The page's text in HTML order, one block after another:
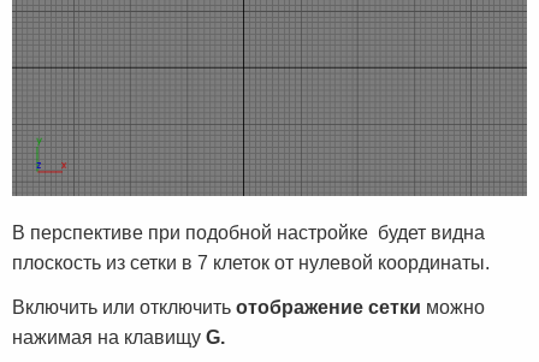
В перспективе при подобной настройке будет видна
плоскость из сетки в 7 клеток от нулевой координаты.
Включить или отключить отображение сетки можно
нажимая на клавищу G.